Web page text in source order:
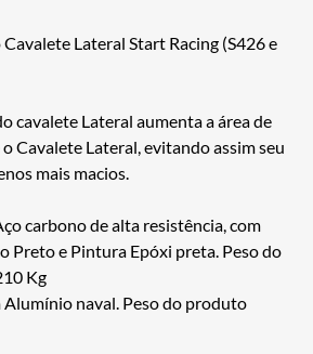
Lateral Start Racing (S426 e
cavalete Lateral aumenta a área de
Cavalete Lateral, evitando assim seu
mais macios.
carbono de alta resistência, com
Preto e Pintura Epóxi preta. Peso do
Kg
Alumínio naval. Peso do produto